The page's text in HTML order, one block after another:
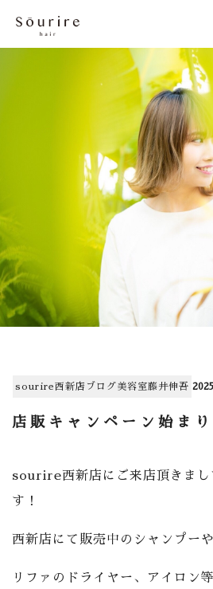
sourire西新店 ブログ美容室藤井伸吾
店販キャンペーン始まり
sourire西新店にご来店頂きまし
す！
西新店にて販売中のシャンプー
リファのドライヤー、アイロン等